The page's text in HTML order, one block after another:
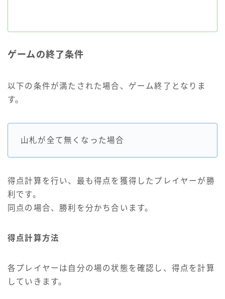
ゲームの終了条件
以下の条件が満たされた場合、ゲーム終了となりま
す。
山札が全て無くなった場合
得点計算を行い、最も得点を獲得したプレイヤーが勝
利です。
同点の場合、勝利を分かち合います。
得点計算方法
各プレイヤーは自分の場の状態を確認し、得点を計算
していきます。